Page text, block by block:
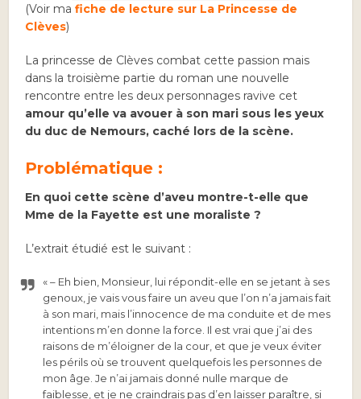
(Voir mafiche de lecture sur La Princesse de
Clèves)
La princesse de Clèves combat cette passion mais
dans la troisième partie du roman une nouvelle
rencontre entre les deux personnages ravive cet
amour qu’elle va avouer à son mari sous les yeux
du duc de Nemours, caché lors de la scène.
Problématique :
En quoi cette scène d’aveu montre-t-elle que
Mme de la Fayette est une moraliste ?
L’extrait étudié est le suivant :
« – Eh bien, Monsieur, lui répondit-elle en se jetant à ses
genoux, je vais vous faire un aveu que l’on n’a jamais fait
à son mari, mais l’innocence de ma conduite et de mes
intentions m’en donne la force. Il est vrai que j’ai des
raisons de m’éloigner de la cour, et que je veux éviter
les périls où se trouvent quelquefois les personnes de
mon âge. Je n’ai jamais donné nulle marque de
faiblesse, et je ne craindrais pas d’en laisser paraître, si